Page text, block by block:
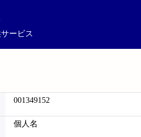
ービス
001349152
個人名